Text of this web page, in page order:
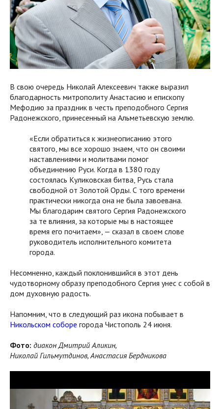
В свою очередь Николай Алексеевич также выразил
благодарность митрополиту Анастасию и епископу
Мефодию за праздник в честь преподобного Сергия
Радонежского, принесенный на Альметьевскую землю.
«Если обратиться к жизнеописанию этого
святого, мы все хорошо знаем, что он своими
наставлениями и молитвами помог
объединению Руси. Когда в 1380 году
состоялась Куликовская битва, Русь стала
свободной от Золотой Орды. С того времени
практически никогда она не была завоевана.
Мы благодарим святого Сергия Радонежского
за те влияния, за которые мы в настоящее
время его почитаем», — сказал в своем слове
руководитель исполнительного комитета
города.
Несомненно, каждый поклонившийся в этот день
чудотворному образу преподобного Сергия унес с собой в
дом духовную радость.
Напомним, что в следующий раз икона побывает в
Никольском соборе города Чистополь 24 июня.
Фото: диакон Дмитрий Аликин,
Николай Гильмутдинов,Анастасия Бердникова